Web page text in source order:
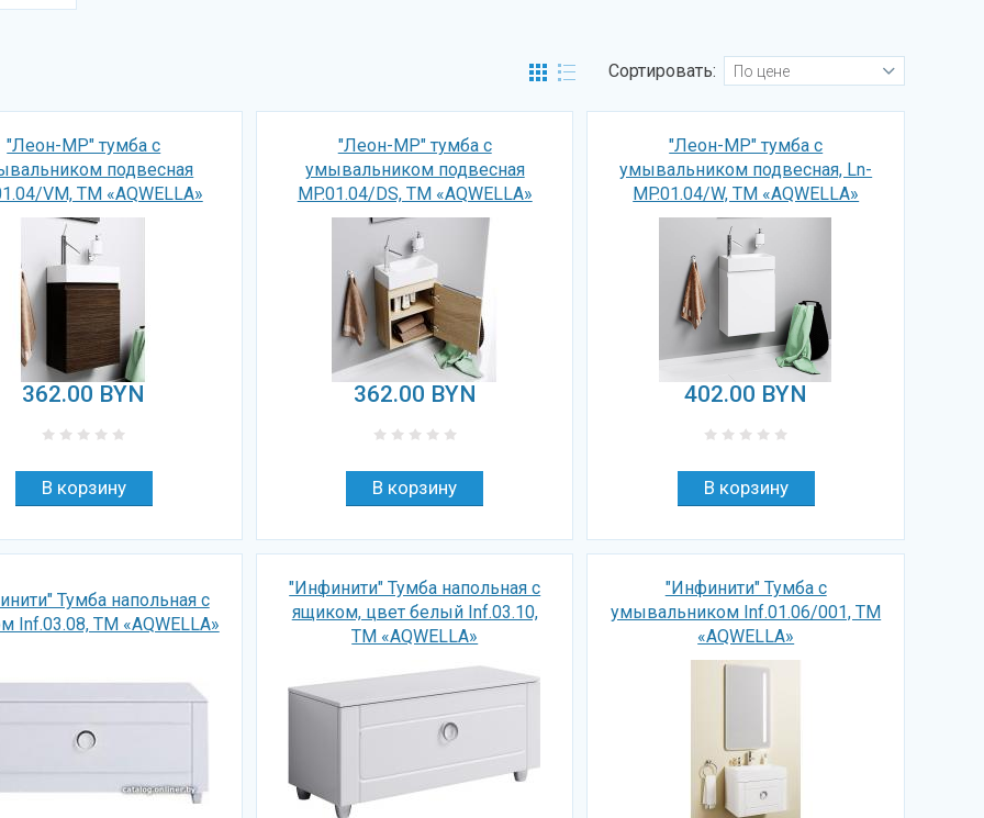
Сортировать: По цене
"Леон-МР" тумба с
подвесная
VM, ТМ «AQWELLA»
362.00 BYN
"Леон-МР" тумба с
умывальником подвесная
MP.01.04/DS, ТМ «AQWELLA»
362.00 BYN
"Леон-МР" тумба с
умывальником подвесная, Ln-
MP.01.04/W, ТМ «AQWELLA»
402.00 BYN
Тумба напольная с
Inf.03.08, ТМ «AQWELLA»
"Инфинити" Тумба напольная с
ящиком, цвет белый Inf.03.10,
ТМ «AQWELLA»
"Инфинити" Тумба с
умывальником Inf.01.06/001, ТМ
«AQWELLA»